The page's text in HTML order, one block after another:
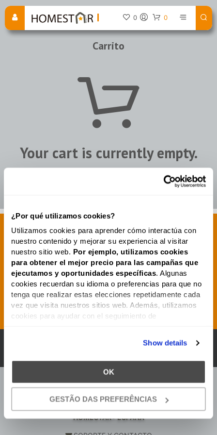
¿Por qué utilizamos cookies?
Utilizamos cookies para aprender cómo interactúa con
nuestro contenido y mejorar su experiencia al visitar
nuestro sitio web. Por ejemplo, utilizamos cookies
para obtener el mejor precio para las campañas que
ejecutamos y oportunidades específicas. Algunas
cookies recuerdan su idioma o preferencias para que no
tenga que realizar estas elecciones repetidamente cada
vez que visita nuestros sitios web. Además, utilizamos
cookies para ayudar con el seguimiento de
sitio(s) web. Podemos utilizar lo que aprendemos sobre
publicar anuncios dirigidos en sitios web de terceros en
servicios y ofrecerle el mejor precio y servicio.
Show details
OK
GESTÃO DAS PREFERÊNCIAS
0 0
Carrito
Your cart is currently empty.
FOLLETO
AVISOLEGAL
OPINIÓNDENUESTROSCLIENTES
HOMESTAR® ESPAÑA